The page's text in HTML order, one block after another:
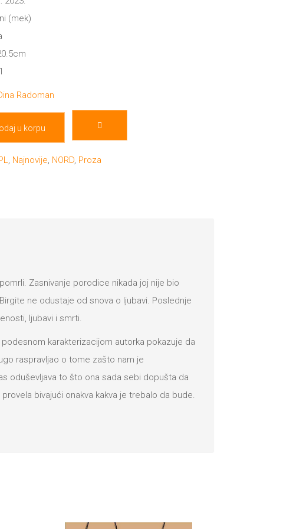
(mek)
Radoman
u korpu
, Najnovije, NORD, Proza
Zasnivanje porodice nikada joj nije bio
ne odustaje od snova o ljubavi. Poslednje
ljubavi i smrti.
karakterizacijom autorka pokazuje da
raspravljao o tome zašto nam je
oduševljava to što ona sada sebi dopušta da
bivajući onakva kakva je trebalo da bude.